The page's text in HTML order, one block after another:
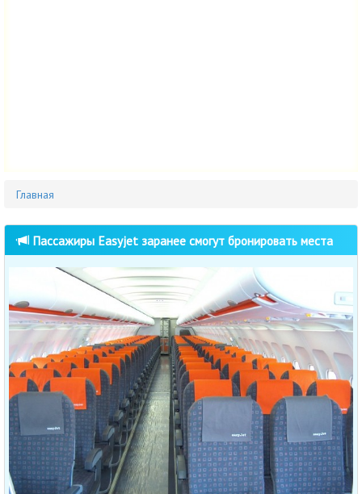
Главная
Пассажиры Easyjet заранее смогут бронировать места